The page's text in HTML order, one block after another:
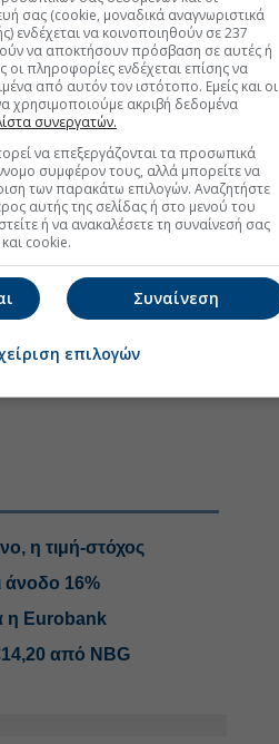
Discover!
εγκυρότητας του Euro2day.gr
Euro2day.grστοLinkedin
τη μεγαλύτερη έκθεση
ενδιαφέρον
επιχειρηματικού της
της Εθνικής
η τιμή-στόχος
άνοδο 16%
η Eurobank
από NBG
σας (cookie, μοναδικά αναγνωριστικά
ενδέχεται να κοινοποιηθούν σε 237
να αποκτήσουν πρόσβαση σε αυτές ή
πληροφορίες ενδέχεται επίσης να
από αυτόν τον ιστότοπο. Εμείς και οι
χρησιμοποιούμε ακριβή δεδομένα
συνεργατών.
να επεξεργάζονται τα προσωπικά
συμφέρον τους, αλλά μπορείτε να
των παρακάτω επιλογών. Αναζητήστε
αυτής της σελίδας ή στο μενού του
ή να ανακαλέσετε τη συναίνεσή σας
cookie.
Συναίνεση
επιλογών